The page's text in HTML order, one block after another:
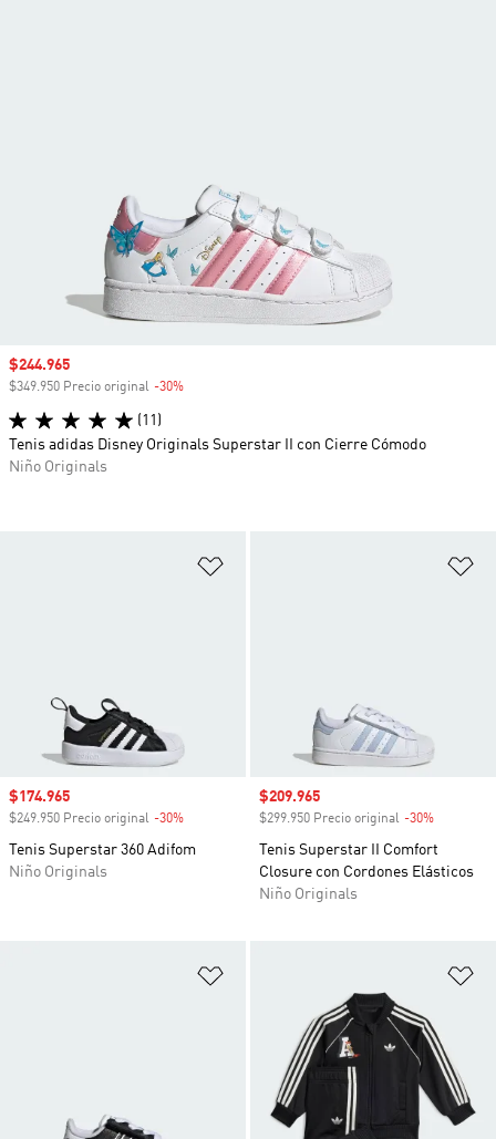
Precio de venta
$174.965
$249.950 Precio original -30%
Tenis Superstar 360 Adifom
Niño Originals
Precio de venta
$209.965
$299.950 Precio original -30%
Tenis Superstar II Comfort
Closure con Cordones Elásticos
Niño Originals
Precio de venta
$244.965
$349.950 Precio original -30%
(11)
Tenis adidas Disney Originals Superstar II con Cierre Cómodo
Niño Originals